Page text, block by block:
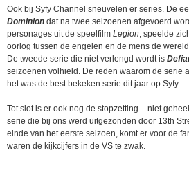
Ook bij Syfy Channel sneuvelen er series. De
Dominion dat na twee seizoenen afgevoerd
personages uit de speelfilm Legion, speelde
oorlog tussen de engelen en de mens de
De tweede serie die niet verlengd wordt is
seizoenen volhield. De reden waarom de serie
het was de best bekeken serie dit jaar op Syfy.
Tot slot is er ook nog de stopzetting – niet
serie die bij ons werd uitgezonden door 13th
einde van het eerste seizoen, komt er voor de
waren de kijkcijfers in de VS te zwak.